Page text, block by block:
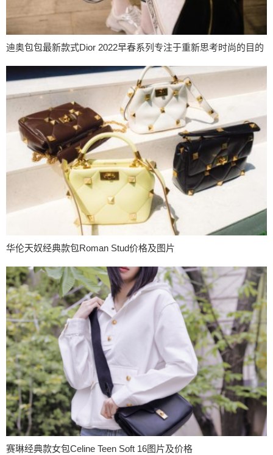
迪奥包包最新款式Dior 2022早春系列专注于重新思考时尚的目的
华伦天奴经典款包Roman Stud价格及图片
赛琳经典款女包Celine Teen Soft 16图片及价格